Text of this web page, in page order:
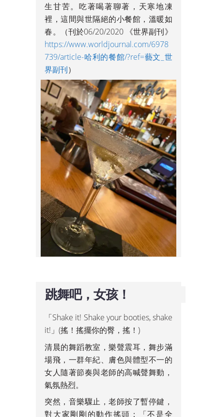
生甘苦。吃著喝著聊著，天寒地凍
裡，這間與世隔絕的小餐館，溫暖如
春。（刊於06/20/2020 《世界副刊》
https://www.worldjournal.com/6978
739/article-哈利的餐館/?ref=藝文_世
界副刊）
跳舞吧，女孩！
「Shake it! Shake your booties, shake
it!」(搖！搖擺你的臀，搖！)
清晨的舞蹈教室，樂聲震耳，舞步滿
場飛，一群年紀、膚色與體型不一的
女人隨著節奏與老師的高喊聲舞動，
氣氛熱烈。
突然，音樂驟止，老師按了暫停鍵，
對大家剛剛的動作搖頭：「不是全